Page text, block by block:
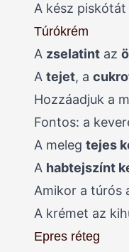
A kész
Túrókrém
A zselatint az
A tejet, a
Hozzáadjuk a
Fontos: a
A meleg tejes
A habtejszínt
Amikor a túrós
A krémet az
Epres réteg